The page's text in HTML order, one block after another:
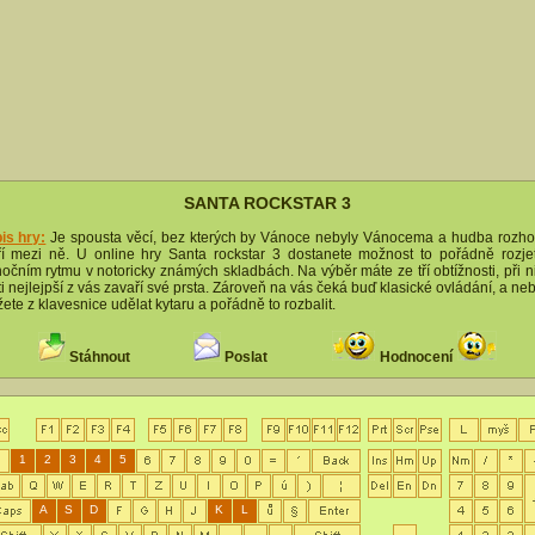
SANTA ROCKSTAR 3
hry: Je spousta věcí, bez kterých by Vánoce nebyly Vánocema a hudba
mezi ně. U online hry Santa rockstar 3 dostanete možnost to pořádně
rytmu v notoricky známých skladbách. Na výběr máte ze tří obtížnosti, při
nejlejpší z vás zavaří své prsta. Zároveň na vás čeká buď klasické ovládání, a
z klavesnice udělat kytaru a pořádně to rozbalit.
Stáhnout Poslat Hodnocení
1 2 3 4 5
A S D K L